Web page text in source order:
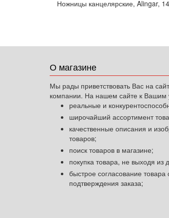
Ножницы канцелярские, Alingar,
О магазине
Мы рады приветствовать Вас на
компании. На нашем сайте к Вашим
реальные и
широчайший ассортимент
качественные описания и
товаров;
поиск товаров в магазине;
покупка товара, не выходя
быстрое согласование товара
подтверждения заказа;